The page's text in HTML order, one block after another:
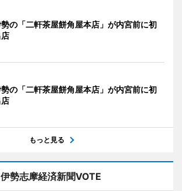
の「二軒茶屋餅角屋本店」が内宮前に初
の「二軒茶屋餅角屋本店」が内宮前に初
もっと見る
伊勢志摩経済新聞VOTE